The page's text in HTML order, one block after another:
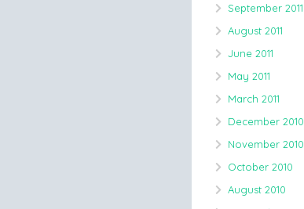
September 2011
August 2011
June 2011
May 2011
March 2011
December 2010
November 2010
October 2010
August 2010